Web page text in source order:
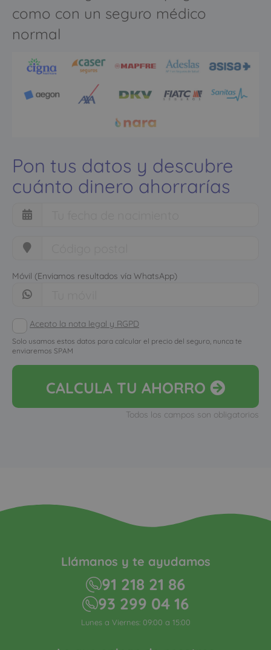
como con un seguro médico
normal
Pon tus datos y descubre
cuánto dinero ahorrarías
Móvil (Enviamos resultados vía WhatsApp)
Acepto la nota legal y RGPD
Solo usamos estos datos para calcular el precio del seguro, nunca te
enviaremos SPAM
CALCULA TU AHORRO
Todos los campos son obligatorios
Llámanos y te ayudamos
91 218 21 86
93 299 04 16
Lunes a Viernes: 09:00 a 15:00